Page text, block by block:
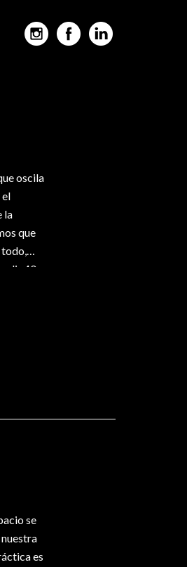
oscila
el
la
que
todo,
40
se
es